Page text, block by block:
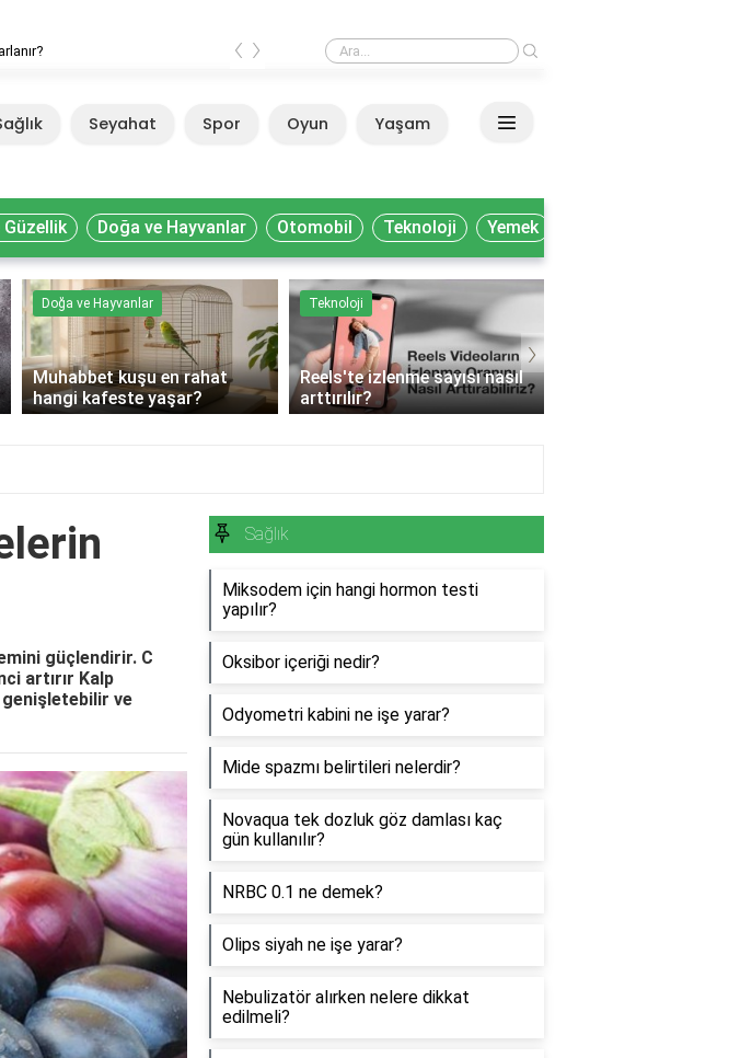
Nitelikli işçi ne iş yapar?
‹ ›
Seyahat Spor Oyun Yaşam
Güzellik Doğa ve Hayvanlar Otomobil Teknoloji Yemek
Doğa ve Hayvanlar
Muhabbet kuşu en rahat
hangi kafeste yaşar?
Teknoloji
Reels'te izlenme sayısı nasıl
arttırılır?
›
güçlendirir. C
artırır Kalp
genişletebilir ve
Sağlık
Miksodem için hangi hormon testi
yapılır?
Oksibor içeriği nedir?
Odyometri kabini ne işe yarar?
Mide spazmı belirtileri nelerdir?
Novaqua tek dozluk göz damlası kaç
gün kullanılır?
NRBC 0.1 ne demek?
Olips siyah ne işe yarar?
Nebulizatör alırken nelere dikkat
edilmeli?